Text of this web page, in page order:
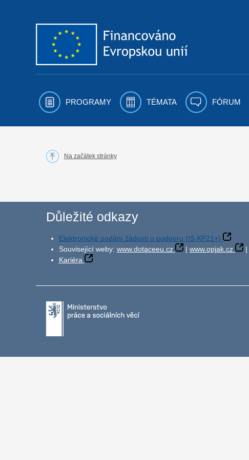
PROGRAMY TÉMATA FÓRUM
Na začátek stránky
Důležité odkazy
Elektronické podání žádosti o podporu (IS KP21+)
Související weby: www.dotaceeu.cz | www.opjak.cz |
Kariéra